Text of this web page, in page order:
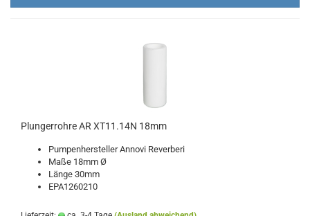
Plungerrohre AR XT11.14N 18mm
Pumpenhersteller Annovi Reverberi
Maße 18mm Ø
Länge 30mm
EPA1260210